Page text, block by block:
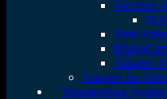
Tilt/Shift
Shift
Adapter
Adapter für
WonderPana System